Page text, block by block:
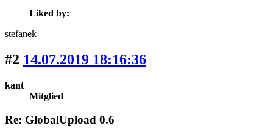
Liked by:
stefanek
#2 14.07.2019 18:16:36
kant
Mitglied
Re: GlobalUpload 0.6